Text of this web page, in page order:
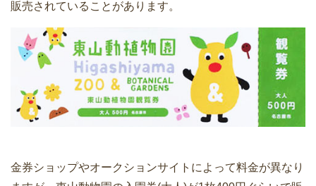
販売されていることがあります。
金券ショップやオークションサイトによって料金が異なり